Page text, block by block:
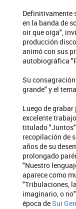
Definitivamente
en la banda de
oir que oiga",
producción
animó con sus
autobiográfica
Su
grande" y el
Luego de grabar
excelente
titulado
recopilación de
años de su
prolongado
"Nuestro
aparece como
"Tribulaciones,
imaginario, o
época deSui